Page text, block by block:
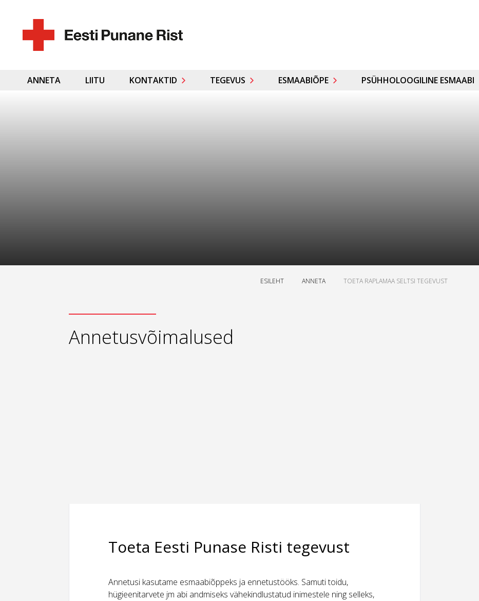
ANNETA LIITU KONTAKTID TEGEVUS ESMAABIÕPE PSÜHHOLOOGILINE ESMAABI
ESILEHT ANNETA TOETA RAPLAMAA SELTSI TEGEVUST
Annetusvõimalused
Toeta Eesti Punase Risti tegevust
Annetusi kasutame esmaabiõppeks ja ennetustööks. Samuti toidu,
hügieenitarvete jm abi andmiseks vähekindlustatud inimestele ning selleks,